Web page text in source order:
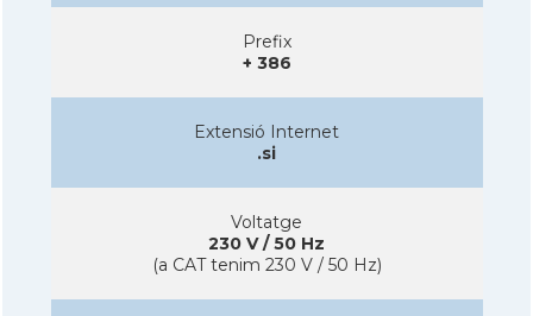
Prefix
+ 386
Extensió Internet
.si
Voltatge
230 V / 50 Hz
(a CAT tenim 230 V / 50 Hz)